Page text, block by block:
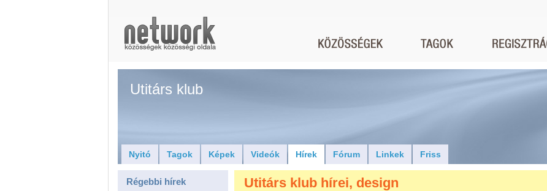
Utitárs klub
Nyitó Tagok Képek Videók Hírek Fórum Linkek Friss
Régebbi hírek Utitárs klub hírei, design